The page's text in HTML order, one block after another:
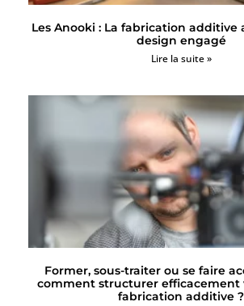
Les Anooki : La fabrication additive
design engagé
Lire la suite »
Former, sous-traiter ou se faire
comment structurer efficacement
fabrication additive ?